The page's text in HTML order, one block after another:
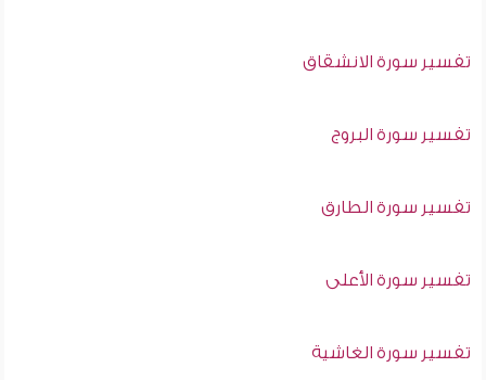
تفسير سورة الانشقاق
تفسير سورة البروج
تفسير سورة الطارق
تفسير سورة الأعلى
تفسير سورة الغاشية